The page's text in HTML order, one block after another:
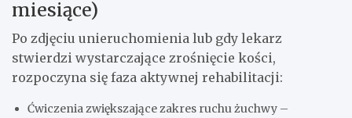
miesiące)
Po zdjęciu unieruchomienia lub gdy lekarz
stwierdzi wystarczające zrośnięcie kości,
rozpoczyna się faza aktywnej rehabilitacji:
Ćwiczenia zwiększające zakres ruchu żuchwy –